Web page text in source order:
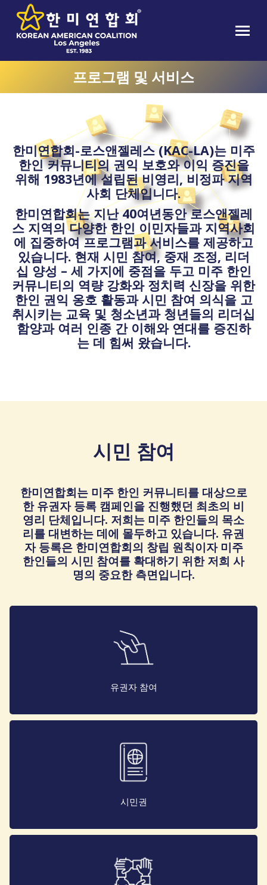
프로그램 및 서비스
한미연합회-로스앤젤레스 (KAC-LA)는 미주
한인 커뮤니티의 권익 보호와 이익 증진을
위해 1983년에 설립된 비영리, 비정파 지역
사회 단체입니다.
한미연합회는 지난 40여년동안 로스앤젤레
스 지역의 다양한 한인 이민자들과 지역사회
에 집중하여 프로그램과 서비스를 제공하고
있습니다. 현재 시민 참여, 중재 조정, 리더
십 양성 – 세 가지에 중점을 두고 미주 한인
커뮤니티의 역량 강화와 정치력 신장을 위한
한인 권익 옹호 활동과 시민 참여 의식을 고
취시키는 교육 및 청소년과 청년들의 리더십
함양과 여러 인종 간 이해와 연대를 증진하
는 데 힘써 왔습니다.
시민 참여
한미연합회는 미주 한인 커뮤니티를 대상으로
한 유권자 등록 캠페인을 진행했던 최초의 비
영리 단체입니다. 저희는 미주 한인들의 목소
리를 대변하는 데에 몰두하고 있습니다. 유권
자 등록은 한미연합회의 창립 원칙이자 미주
한인들의 시민 참여를 확대하기 위한 저희 사
명의 중요한 측면입니다.
유권자 참여
시민권